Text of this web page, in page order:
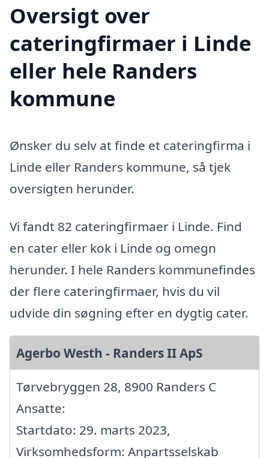
Oversigt over
cateringfirmaer i Linde
eller hele Randers
kommune
Ønsker du selv at finde et cateringfirma i
Linde eller Randers kommune, så tjek
oversigten herunder.
Vi fandt 82 cateringfirmaer i Linde. Find
en cater eller kok i Linde og omegn
herunder. I hele Randers kommunefindes
der flere cateringfirmaer, hvis du vil
udvide din søgning efter en dygtig cater.
Agerbo Westh - Randers II ApS
Tørvebryggen 28, 8900 Randers C
Ansatte:
Startdato: 29. marts 2023,
Virksomhedsform: Anpartsselskab